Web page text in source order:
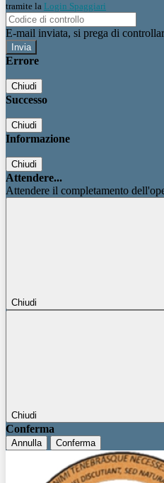
tramite la Login Spaggiari
E-mail inviata, si prega di
Errore
Chiudi
Successo
Chiudi
Informazione
Chiudi
Attendere...
Attendere il completamento
Chiudi
Chiudi
Conferma
Annulla Conferma